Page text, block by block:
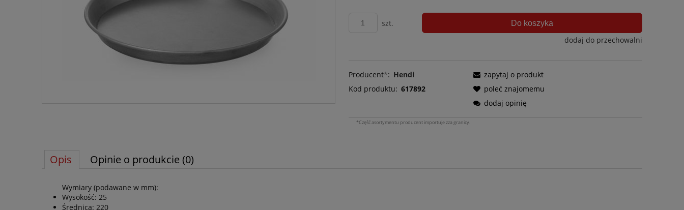
szt. Do koszyka
dodaj do przechowalni
Producent*: Hendi
Kod produktu: 617892
zapytaj o produkt
poleć znajomemu
dodaj opinię
*Część asortymentu producent importuje zza granicy.
Opis Opinie o produkcie (0)
Wymiary (podawane w mm):
Wysokość: 25
Średnica: 220